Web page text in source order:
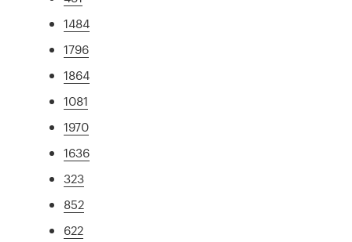
1484
1796
1864
1081
1970
1636
323
852
622